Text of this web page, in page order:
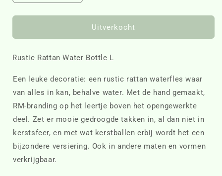
verlagen
voor
Rattan
Bottle
489620
verhogen
voor
Rustic
Rattan
Bottle
489620
Uitverkocht
Rustic Rattan Water Bottle L
Een leuke decoratie: een rustic rattan waterfles waar
van alles in kan, behalve water. Met de hand gemaakt,
RM-branding op het leertje boven het opengewerkte
deel. Zet er mooie gedroogde takken in, al dan niet in
kerstsfeer, en met wat kerstballen erbij wordt het een
bijzondere versiering. Ook in andere maten en vormen
verkrijgbaar.